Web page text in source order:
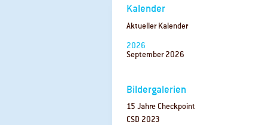
Kalender
Aktueller Kalender
2026
September 2026
Bildergalerien
15 Jahre Checkpoint
CSD 2023